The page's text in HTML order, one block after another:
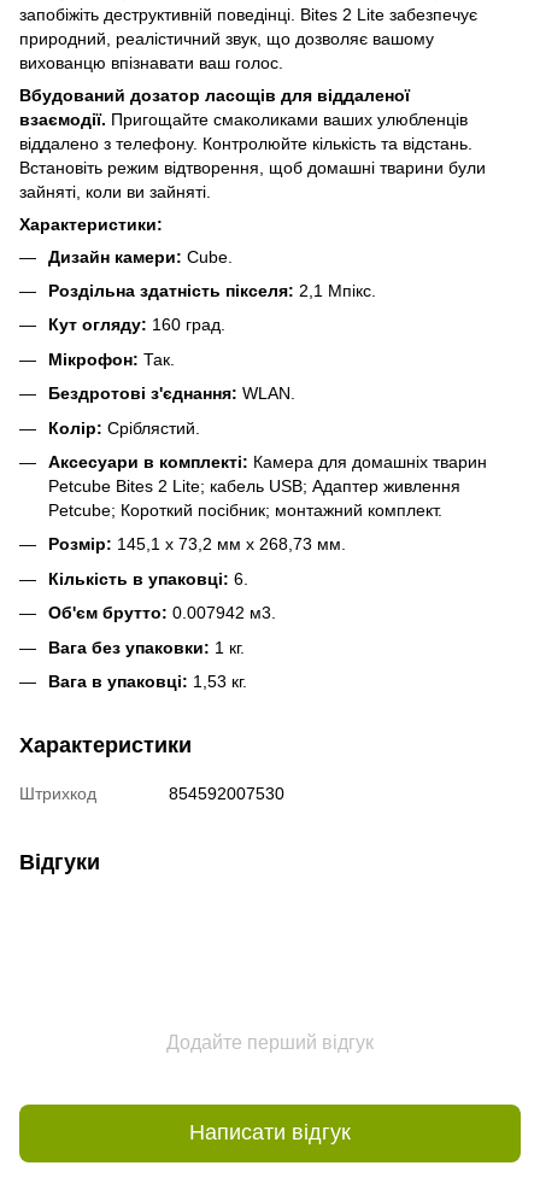
запобіжіть деструктивній поведінці. Bites 2 Lite забезпечує
природний, реалістичний звук, що дозволяє вашому
вихованцю впізнавати ваш голос.
Вбудований дозатор ласощів для віддаленої
взаємодії. Пригощайте смаколиками ваших улюбленців
віддалено з телефону. Контролюйте кількість та відстань.
Встановіть режим відтворення, щоб домашні тварини були
зайняті, коли ви зайняті.
Характеристики:
Дизайн камери: Cube.
Роздільна здатність пікселя: 2,1 Мпікс.
Кут огляду: 160 град.
Мікрофон: Так.
Бездротові з'єднання: WLAN.
Колір: Сріблястий.
Аксесуари в комплекті: Камера для домашніх тварин
Petcube Bites 2 Lite; кабель USB; Адаптер живлення
Petcube; Короткий посібник; монтажний комплект.
Розмір: 145,1 х 73,2 мм х 268,73 мм.
Кількість в упаковці: 6.
Об'єм брутто: 0.007942 м3.
Вага без упаковки: 1 кг.
Вага в упаковці: 1,53 кг.
Характеристики
Штрихкод 854592007530
Відгуки
Додайте перший відгук
Написати відгук